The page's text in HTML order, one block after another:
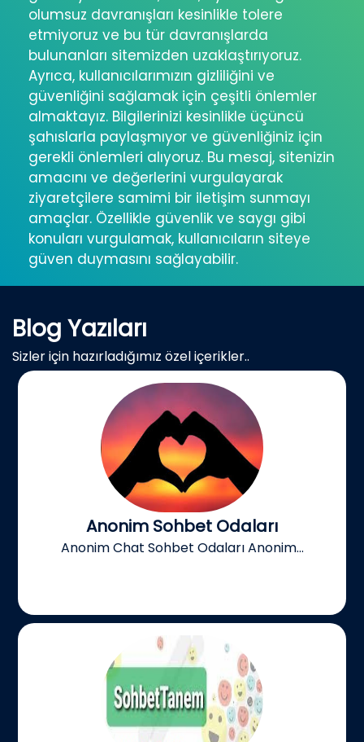
olumsuz davranışları kesinlikle tolere
etmiyoruz ve bu tür davranışlarda
bulunanları sitemizden uzaklaştırıyoruz.
Ayrıca, kullanıcılarımızın gizliliğini ve
güvenliğini sağlamak için çeşitli önlemler
almaktayız. Bilgilerinizi kesinlikle üçüncü
şahıslarla paylaşmıyor ve güvenliğiniz için
gerekli önlemleri alıyoruz. Bu mesaj, sitenizin
amacını ve değerlerini vurgulayarak
ziyaretçilere samimi bir iletişim sunmayı
amaçlar. Özellikle güvenlik ve saygı gibi
konuları vurgulamak, kullanıcıların siteye
güven duymasını sağlayabilir.
Blog Yazıları
Sizler için hazırladığımız özel içerikler..
Anonim Sohbet Odaları
Anonim Chat Sohbet Odaları Anonim...